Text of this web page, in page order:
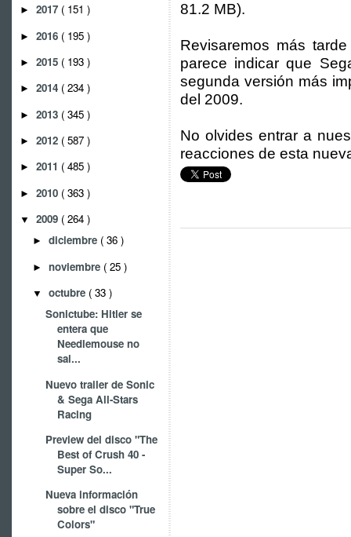
► 2017 ( 151 )
► 2016 ( 195 )
► 2015 ( 193 )
► 2014 ( 234 )
► 2013 ( 345 )
► 2012 ( 587 )
► 2011 ( 485 )
► 2010 ( 363 )
▼ 2009 ( 264 )
► diciembre ( 36 )
► noviembre ( 25 )
▼ octubre ( 33 )
Sonictube: Hitler se
entera que
Needlemouse no
sal...
Nuevo trailer de Sonic
& Sega All-Stars
Racing
Preview del disco "The
Best of Crush 40 -
Super So...
Nueva información
sobre el disco "True
Colors"
81.2 MB).
Revisaremos más
parece indicar que
segunda versión más
del 2009.
No olvides entrar a
reacciones de esta